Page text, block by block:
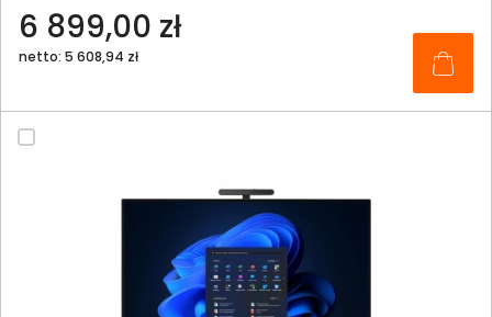
6 899,00 zł
netto: 5 608,94 zł